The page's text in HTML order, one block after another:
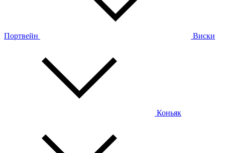
Портвейн Виски
Коньяк